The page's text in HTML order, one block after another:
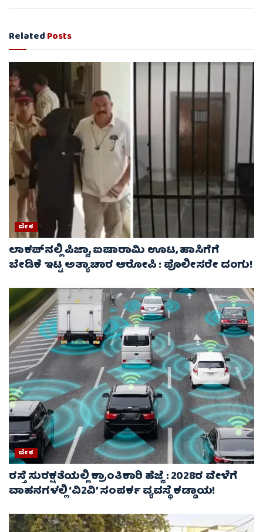
RelatedPosts
ದೇಶ
ಲಾಕಪ್‌ನಲ್ಲಿ ಪಿಜ್ಜಾ, ಐಷಾರಾಮಿ ಊಟ, ಹಾಸಿಗೆಗೆ
ಬೇಡಿಕೆ ಇಟ್ಟ ಅತ್ಯಾಚಾರ ಆರೋಪಿ : ಪೊಲೀಸರೇ ದಂಗು!
ದೇಶ
ರಸ್ತೆ ಸುರಕ್ಷತೆಯಲ್ಲಿ ಕ್ರಾಂತಿಕಾರಿ ಹೆಜ್ಜೆ : 2028ರ ವೇಳೆಗೆ
ವಾಹನಗಳಲ್ಲಿ ‘ವಿ2ವಿ’ ಸಂಪರ್ಕ ವ್ಯವಸ್ಥೆ ಕಡ್ಡಾಯ!